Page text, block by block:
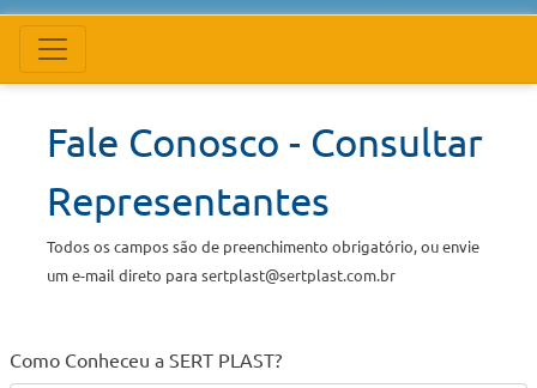
Fale Conosco - Consultar
Representantes
Todos os campos são de preenchimento obrigatório, ou envie
um e-mail direto para sertplast@sertplast.com.br
Como Conheceu a SERT PLAST?